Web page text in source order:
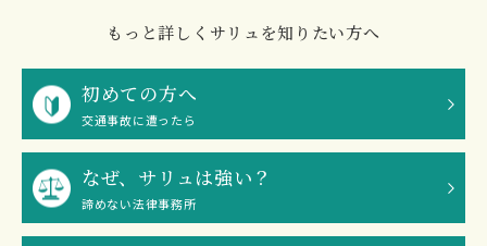
もっと詳しくサリュを知りたい方へ
初めての方へ
交通事故に遭ったら
なぜ、サリュは強い？
諦めない法律事務所